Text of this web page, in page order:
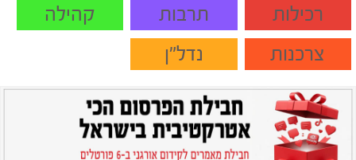
רכילות
תרבות
קהילה
צרכנות
נדל"ן